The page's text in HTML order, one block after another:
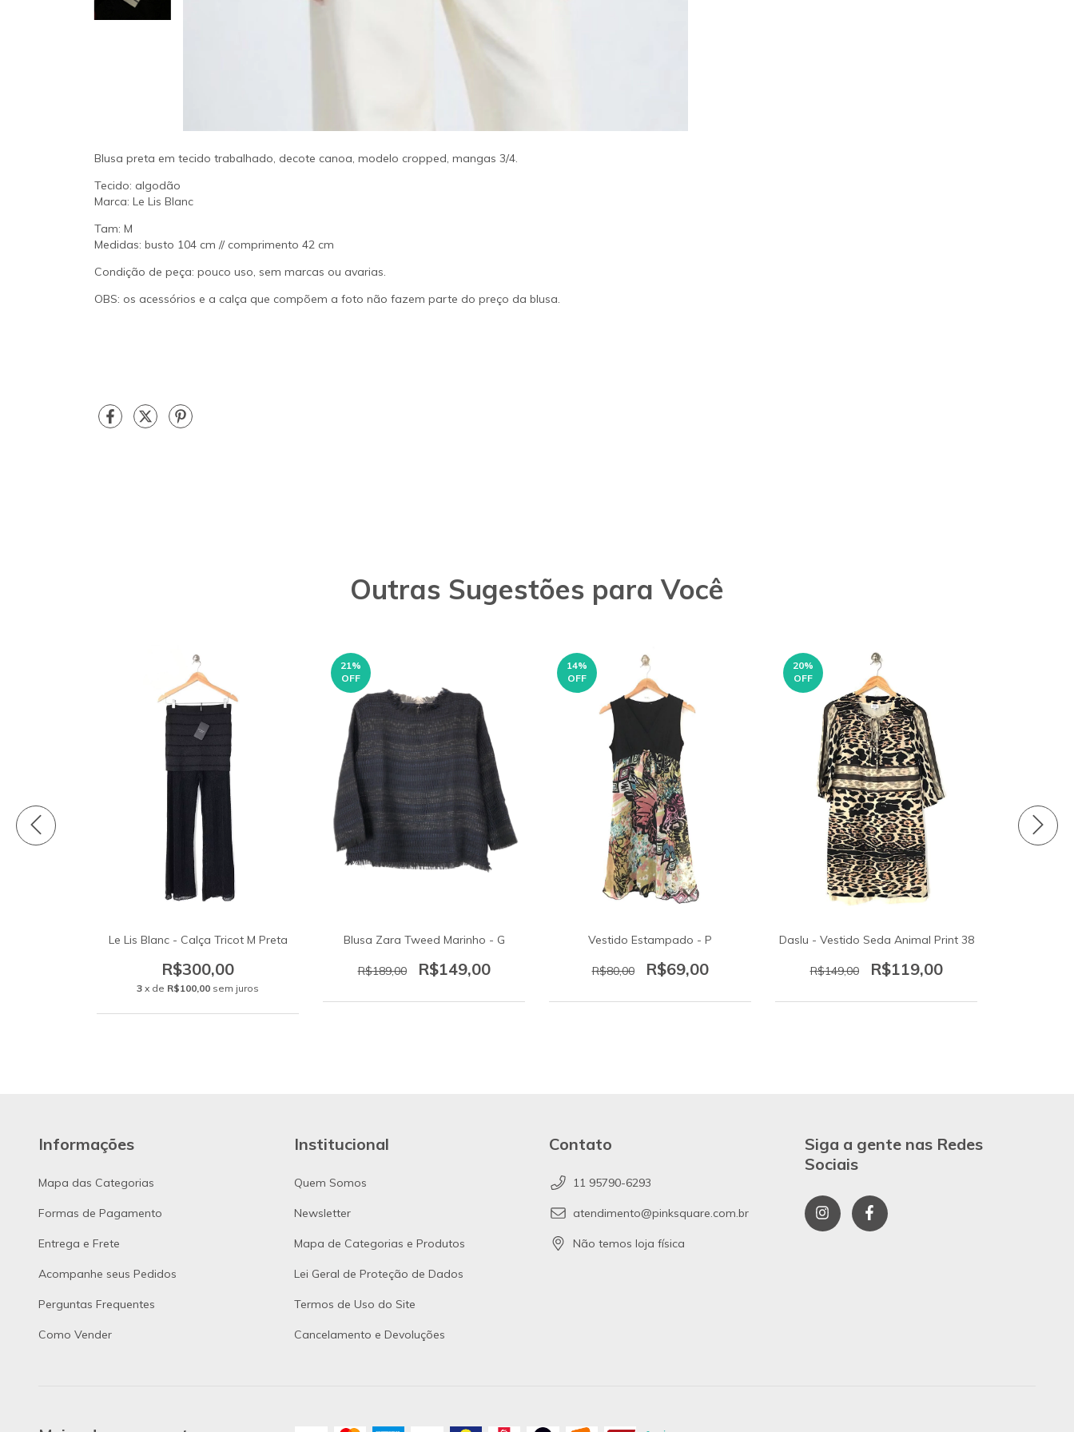
Blusa preta em tecido trabalhado, decote canoa, modelo cropped, mangas 3/4.
Tecido: algodão
Marca: Le Lis Blanc
Tam: M
Medidas: busto 104 cm // comprimento 42 cm
Condição de peça: pouco uso, sem marcas ou avarias.
OBS: os acessórios e a calça que compõem a foto não fazem parte do preço da blusa.
Outras Sugestões para Você
Le Lis Blanc - Calça Tricot M Preta
R$300,00
3 x de R$100,00 sem juros
21%
OFF
Blusa Zara Tweed Marinho - G
R$189,00 R$149,00
14%
OFF
Vestido Estampado - P
R$80,00 R$69,00
20%
OFF
Daslu - Vestido Seda Animal Print 38
R$149,00 R$119,00
Informações
Mapa das Categorias
Formas de Pagamento
Entrega e Frete
Acompanhe seus Pedidos
Perguntas Frequentes
Como Vender
Institucional
Quem Somos
Newsletter
Mapa de Categorias e Produtos
Lei Geral de Proteção de Dados
Termos de Uso do Site
Cancelamento e Devoluções
Contato
11 95790-6293
atendimento@pinksquare.com.br
Não temos loja física
Siga a gente nas Redes
Sociais